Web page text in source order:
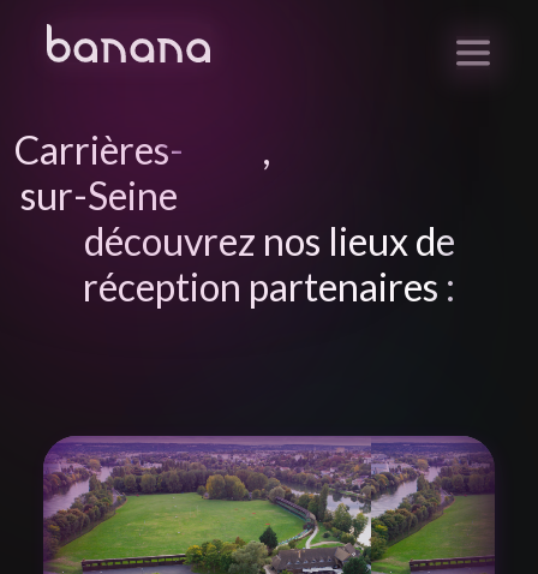
Carrières-
sur-Seine
,
découvrez nos lieux de
réception partenaires :